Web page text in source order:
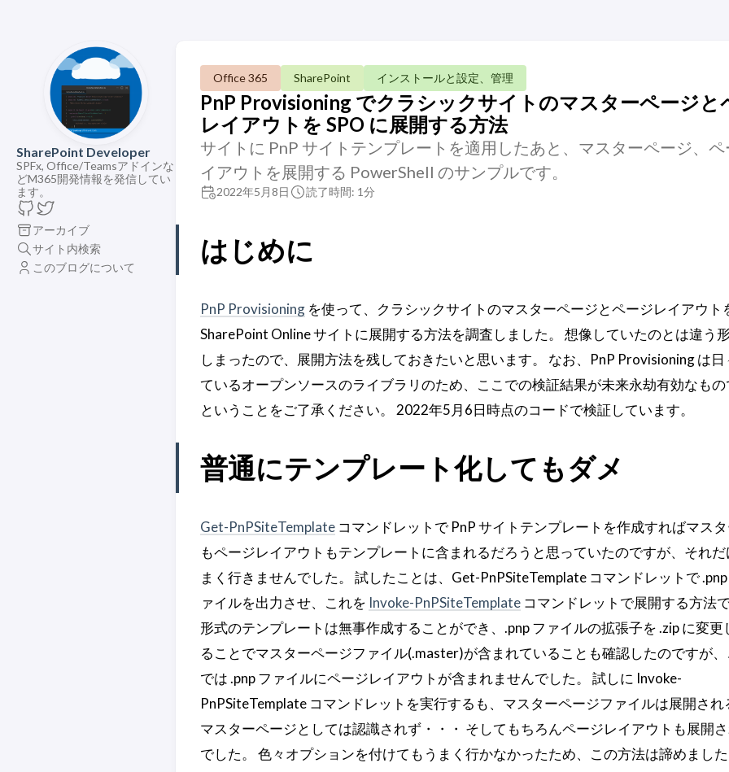
SharePoint Developer
SPFx, Office/Teamsアドインな
どM365開発情報を発信してい
ます。
アーカイブ
サイト内検索
このブログについて
Office 365 SharePoint インストールと設定、管理
PnP Provisioning でクラシックサイトのマスターページと
レイアウトを SPO に展開する方法
サイトに PnP サイトテンプレートを適用したあと、マスターページ、
イアウトを展開する PowerShell のサンプルです。
2022年5月8日 読了時間: 1分
はじめに
PnP Provisioningを使って、クラシックサイトのマスターページとページレイアウト
SharePoint Online サイトに展開する方法を調査しました。 想像していたのとは違う
しまったので、展開方法を残しておきたいと思います。 なお、PnP Provisioning は
ているオープンソースのライブラリのため、ここでの検証結果が未来永劫有効なも
ということをご了承ください。 2022年5月6日時点のコードで検証しています。
普通にテンプレート化してもダメ
Get-PnPSiteTemplateコマンドレットで PnP サイトテンプレートを作成すればマス
もページレイアウトもテンプレートに含まれるだろうと思っていたのですが、それ
まく行きませんでした。 試したことは、Get-PnPSiteTemplate コマンドレットで
ァイルを出力させ、これを Invoke-PnPSiteTemplateコマンドレットで展開する方法
形式のテンプレートは無事作成することができ、.pnp ファイルの拡張子を .zip に変更
ることでマスターページファイル(.master)が含まれていることも確認したのですが
では .pnp ファイルにページレイアウトが含まれませんでした。 試しに Invoke-
PnPSiteTemplate コマンドレットを実行するも、マスターページファイルは展開され
マスターページとしては認識されず・・・ そしてもちろんページレイアウトも展開
でした。 色々オプションを付けてもうまく行かなかったため、この方法は諦めまし